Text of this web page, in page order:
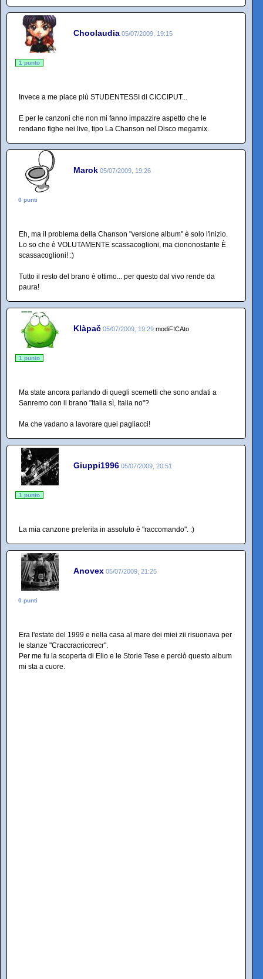
Choolaudia 05/07/2009, 19:15
1 punto
Invece a me piace più STUDENTESSI di CICCIPUT...
E per le canzoni che non mi fanno impazzire aspetto che le
rendano fighe nei live, tipo La Chanson nel Disco megamix.
Marok 05/07/2009, 19:26
0 punti
Eh, ma il problema della Chanson "versione album" è solo l'inizio.
Lo so che è VOLUTAMENTE scassacoglioni, ma ciononostante È
scassacoglioni! :)
Tutto il resto del brano è ottimo... per questo dal vivo rende da
paura!
Klàpač 05/07/2009, 19:29 modiFICAto
1 punto
Ma state ancora parlando di quegli scemetti che sono andati a
Sanremo con il brano "Italia sì, Italia no"?
Ma che vadano a lavorare quei pagliacci!
Giuppi1996 05/07/2009, 20:51
1 punto
La mia canzone preferita in assoluto è "raccomando". :)
Anovex 05/07/2009, 21:25
0 punti
Era l'estate del 1999 e nella casa al mare dei miei zii risuonava per
le stanze "Craccracriccrecr".
Per me fu la scoperta di Elio e le Storie Tese e perciò questo album
mi sta a cuore.